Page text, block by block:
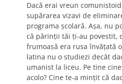
Dacă erai vreun
supărarea vizavi de
programa şcolară. Aşa, nu
că părinţii tăi ţi-au povestit,
frumoasă era rusa învăţată
latina nu o studiezi decât
umanist la liceu. Pe tine
acolo? Cine te-a minţit că